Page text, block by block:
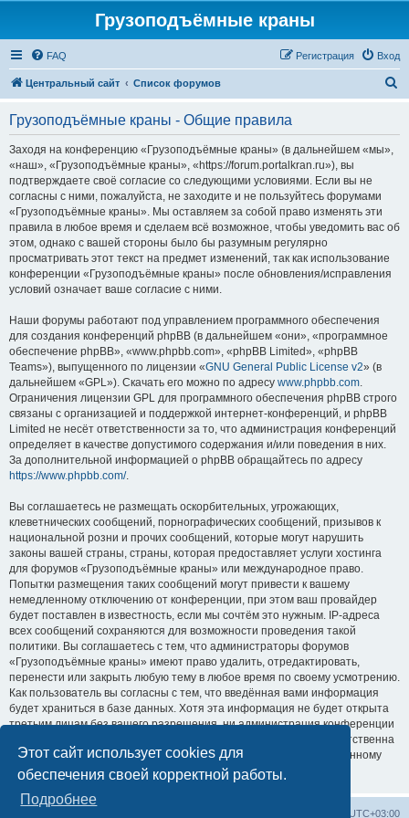
Этот сайт использует cookies для
обеспечения своей корректной работы.
Подробнее
Грузоподъёмные краны
FAQ Вход
Регистрация
Центральный сайт Список форумов
Грузоподъёмные краны - Общие правила
Заходя на конференцию «Грузоподъёмные краны» (в дальнейшем «мы»,
«наш», «Грузоподъёмные краны», «https://forum.portalkran.ru»), вы
подтверждаете своё согласие со следующими условиями. Если вы не
согласны с ними, пожалуйста, не заходите и не пользуйтесь форумами
«Грузоподъёмные краны». Мы оставляем за собой право изменять эти
правила в любое время и сделаем всё возможное, чтобы уведомить вас об
этом, однако с вашей стороны было бы разумным регулярно
просматривать этот текст на предмет изменений, так как использование
конференции «Грузоподъёмные краны» после обновления/исправления
условий означает ваше согласие с ними.
Наши форумы работают под управлением программного обеспечения
для создания конференций phpBB (в дальнейшем «они», «программное
обеспечение phpBB», «www.phpbb.com», «phpBB Limited», «phpBB
Teams»), выпущенного по лицензии «GNU General Public License v2» (в
дальнейшем «GPL»). Скачать его можно по адресу www.phpbb.com.
Ограничения лицензии GPL для программного обеспечения phpBB строго
связаны с организацией и поддержкой интернет-конференций, и phpBB
Limited не несёт ответственности за то, что администрация конференций
определяет в качестве допустимого содержания и/или поведения в них.
За дополнительной информацией о phpBB обращайтесь по адресу
https://www.phpbb.com/.
Вы соглашаетесь не размещать оскорбительных, угрожающих,
клеветнических сообщений, порнографических сообщений, призывов к
национальной розни и прочих сообщений, которые могут нарушить
законы вашей страны, страны, которая предоставляет услуги хостинга
для форумов «Грузоподъёмные краны» или международное право.
Попытки размещения таких сообщений могут привести к вашему
немедленному отключению от конференции, при этом ваш провайдер
будет поставлен в известность, если мы сочтём это нужным. IP-адреса
всех сообщений сохраняются для возможности проведения такой
политики. Вы соглашаетесь с тем, что администраторы форумов
«Грузоподъёмные краны» имеют право удалить, отредактировать,
перенести или закрыть любую тему в любое время по своему усмотрению.
Как пользователь вы согласны с тем, что введённая вами информация
будет храниться в базе данных. Хотя эта информация не будет открыта
третьим лицам без вашего разрешения, ни администрация конференции
«Грузоподъёмные краны», ни phpBB Limited не может быть ответственна
за действия хакеров, которые могут привести к несанкционированному
доступу к ней.
UTC+03:00